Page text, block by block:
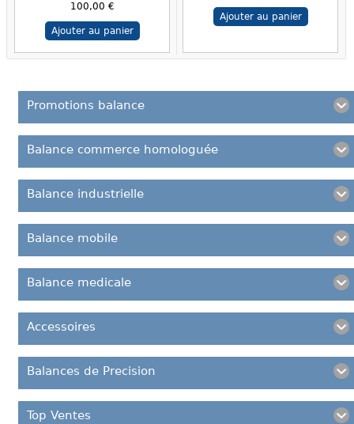
100,00 €
Ajouter au panier
Ajouter au panier
Promotions balance
Balance commerce homologuée
Balance industrielle
Balance mobile
Balance medicale
Accessoires
Balances de Precision
Top Ventes